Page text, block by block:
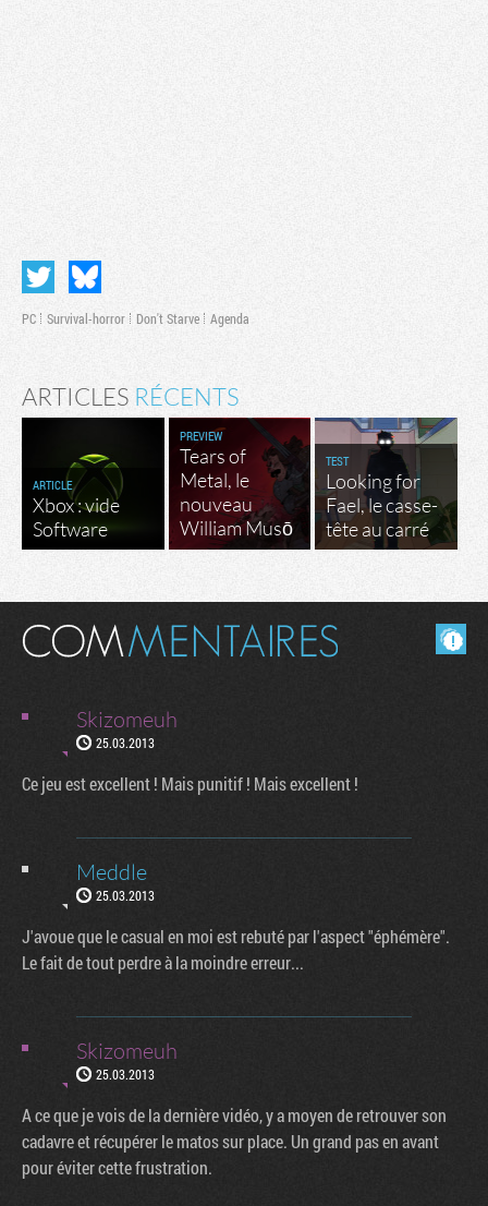
PC Survival-horror Don't Starve Agenda
ARTICLES RÉCENTS
ARTICLE
Xbox : vide
Software
PREVIEW
Tears of
Metal, le
nouveau
William Musō
TEST
Looking for
Fael, le casse-
tête au carré
Masquer les commentaires lus.
Skizomeuh
25.03.2013
Ce jeu est excellent ! Mais punitif ! Mais excellent !
Meddle
25.03.2013
J'avoue que le casual en moi est rebuté par l'aspect "éphémère".
Le fait de tout perdre à la moindre erreur...
Skizomeuh
25.03.2013
A ce que je vois de la dernière vidéo, y a moyen de retrouver son
cadavre et récupérer le matos sur place. Un grand pas en avant
pour éviter cette frustration.